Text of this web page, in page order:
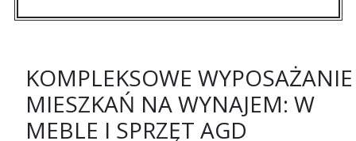
KOMPLEKSOWE WYPOSAŻANIE
MIESZKAŃ NA WYNAJEM: W
MEBLE I SPRZĘT AGD